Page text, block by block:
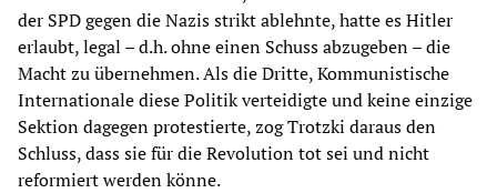
der SPD gegen die Nazis strikt ablehnte, hatte es Hitler
erlaubt, legal – d.h. ohne einen Schuss abzugeben – die
Macht zu übernehmen. Als die Dritte, Kommunistische
Internationale diese Politik verteidigte und keine einzige
Sektion dagegen protestierte, zog Trotzki daraus den
Schluss, dass sie für die Revolution tot sei und nicht
reformiert werden könne.